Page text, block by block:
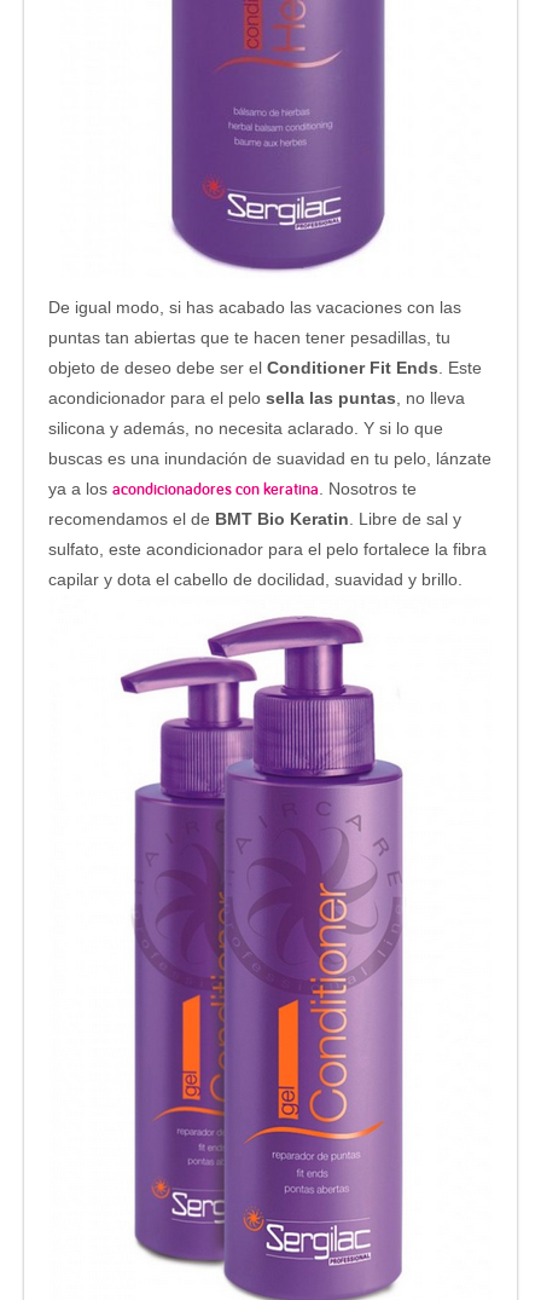
De igual modo, si has acabado las vacaciones con las
puntas tan abiertas que te hacen tener pesadillas, tu
objeto de deseo debe ser el Conditioner Fit Ends. Este
acondicionador para el pelo sella las puntas, no lleva
silicona y además, no necesita aclarado. Y si lo que
buscas es una inundación de suavidad en tu pelo, lánzate
ya a los acondicionadores con keratina. Nosotros te
recomendamos el de BMT Bio Keratin. Libre de sal y
sulfato, este acondicionador para el pelo fortalece la fibra
capilar y dota el cabello de docilidad, suavidad y brillo.